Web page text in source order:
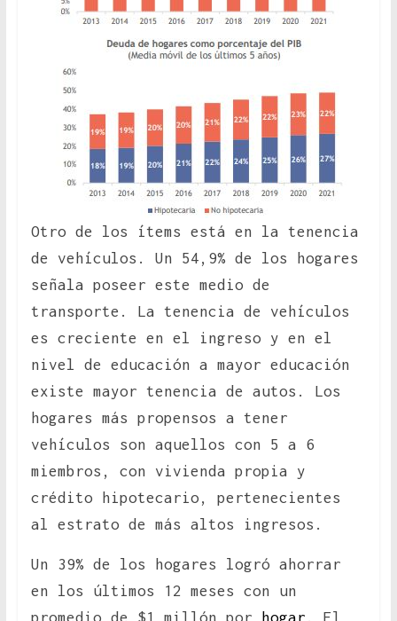
Otro de los ítems está en la tenencia
de vehículos. Un 54,9% de los hogares
señala poseer este medio de
transporte. La tenencia de vehículos
es creciente en el ingreso y en el
nivel de educación a mayor educación
existe mayor tenencia de autos. Los
hogares más propensos a tener
vehículos son aquellos con 5 a 6
miembros, con vivienda propia y
crédito hipotecario, pertenecientes
al estrato de más altos ingresos.
Un 39% de los hogares logró ahorrar
en los últimos 12 meses con un